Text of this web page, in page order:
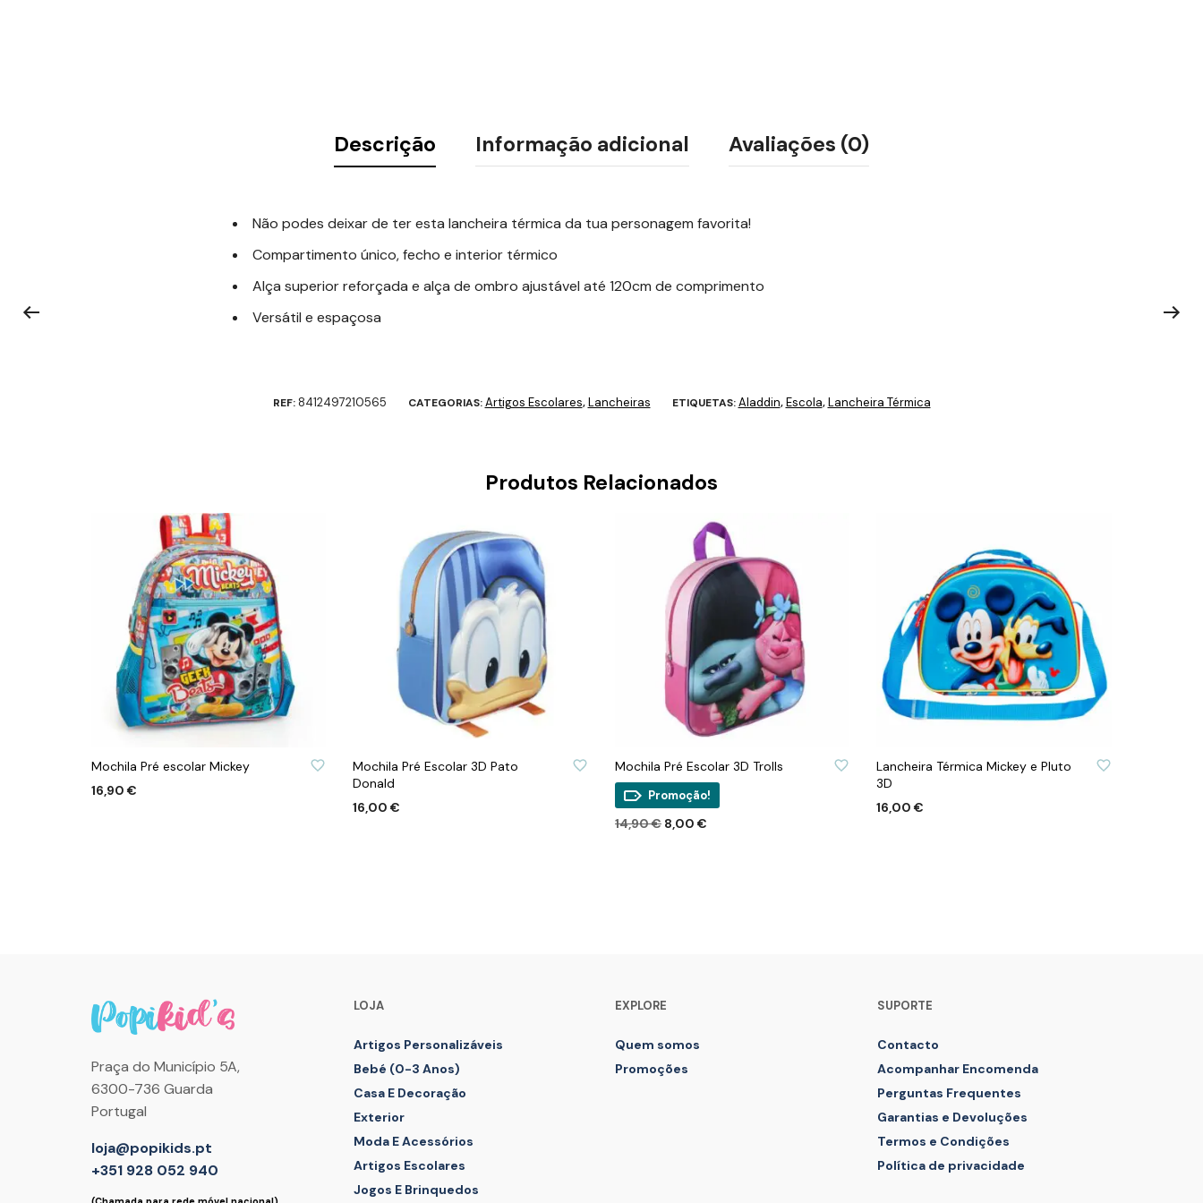
Descrição Informação adicional Avaliações (0)
Não podes deixar de ter esta lancheira térmica da tua personagem favorita!
Compartimento único, fecho e interior térmico
Alça superior reforçada e alça de ombro ajustável até 120cm de comprimento
Versátil e espaçosa
REF:8412497210565 CATEGORIAS:Artigos Escolares,Lancheiras ETIQUETAS:Aladdin,Escola,Lancheira Térmica
Produtos Relacionados
Mochila Pré escolar Mickey
16,90 €
Mochila Pré Escolar 3D Pato
Donald
16,00€
Mochila Pré Escolar 3D Trolls
Promoção!
14,90€ O
8,00 €O
Lancheira Térmica Mickey e Pluto
3D
16,00€
Praça do Município 5A,
6300-736 Guarda
Portugal
loja@popikids.pt
+351 928 052 940
LOJA
Artigos Personalizáveis
Bebé (0-3 Anos)
Casa E Decoração
Exterior
Moda E Acessórios
Artigos Escolares
Jogos E Brinquedos
EXPLORE
Quem somos
Promoções
SUPORTE
Contacto
Acompanhar Encomenda
Perguntas Frequentes
Garantias e Devoluções
Termos e Condições
Política de privacidade